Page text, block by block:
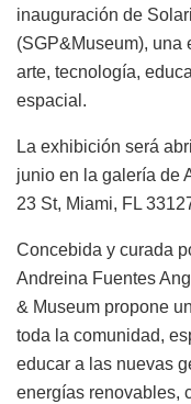
inauguración de
(SGP&Museum), una
arte, tecnología,
espacial.
La exhibición será
junio en la galería de
23 St, Miami, FL
Concebida y curada
Andreina Fuentes
& Museum propone
toda la comunidad,
educar a las nuevas
energías renovables,